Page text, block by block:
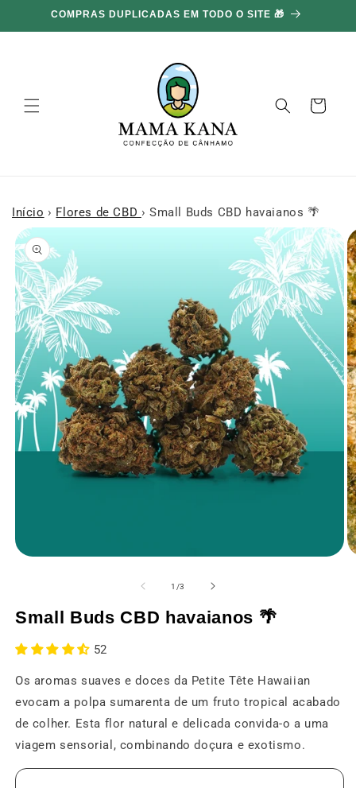
ir para o
conteúdo
COMPRAS DUPLICADAS EM TODO O SITE 🎁
Carrinho
Início › Flores de CBD › Small Buds CBD havaianos 🌴
Ir para as
informações
do produto
numa
janela
1 /de
3
Small Buds CBD havaianos 🌴
52
Os aromas suaves e doces da Petite Tête Hawaiian
evocam a polpa sumarenta de um fruto tropical acabado
de colher. Esta flor natural e delicada convida-o a uma
viagem sensorial, combinando doçura e exotismo.